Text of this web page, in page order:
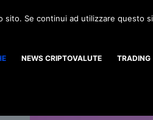
NEWS CRIPTOVALUTE TRADING
Se continui ad utilizzare questo